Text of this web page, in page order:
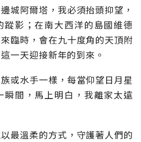
城阿爾塔，我必須抬頭抑望，
蹤影；在南大西洋的島國維德
臨時，會在九十度角的天頂附
一天迎接新年的到來。
或水手一樣，每當仰望日月星
瞬間，馬上明白，我離家太遠
最溫柔的方式，守護著人們的